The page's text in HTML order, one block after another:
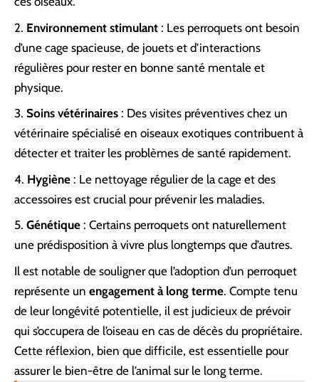
Environnement stimulant : Les perroquets ont besoin
d’une cage spacieuse, de jouets et d’interactions
régulières pour rester en bonne santé mentale et
physique.
Soins vétérinaires : Des visites préventives chez un
vétérinaire spécialisé en oiseaux exotiques contribuent à
détecter et traiter les problèmes de santé rapidement.
Hygiène : Le nettoyage régulier de la cage et des
accessoires est crucial pour prévenir les maladies.
Génétique : Certains perroquets ont naturellement
une prédisposition à vivre plus longtemps que d’autres.
Il est notable de souligner que l’adoption d’un perroquet
représente un engagement à long terme. Compte tenu
de leur longévité potentielle, il est judicieux de prévoir
qui s’occupera de l’oiseau en cas de décès du propriétaire.
Cette réflexion, bien que difficile, est essentielle pour
assurer le bien-être de l’animal sur le long terme.